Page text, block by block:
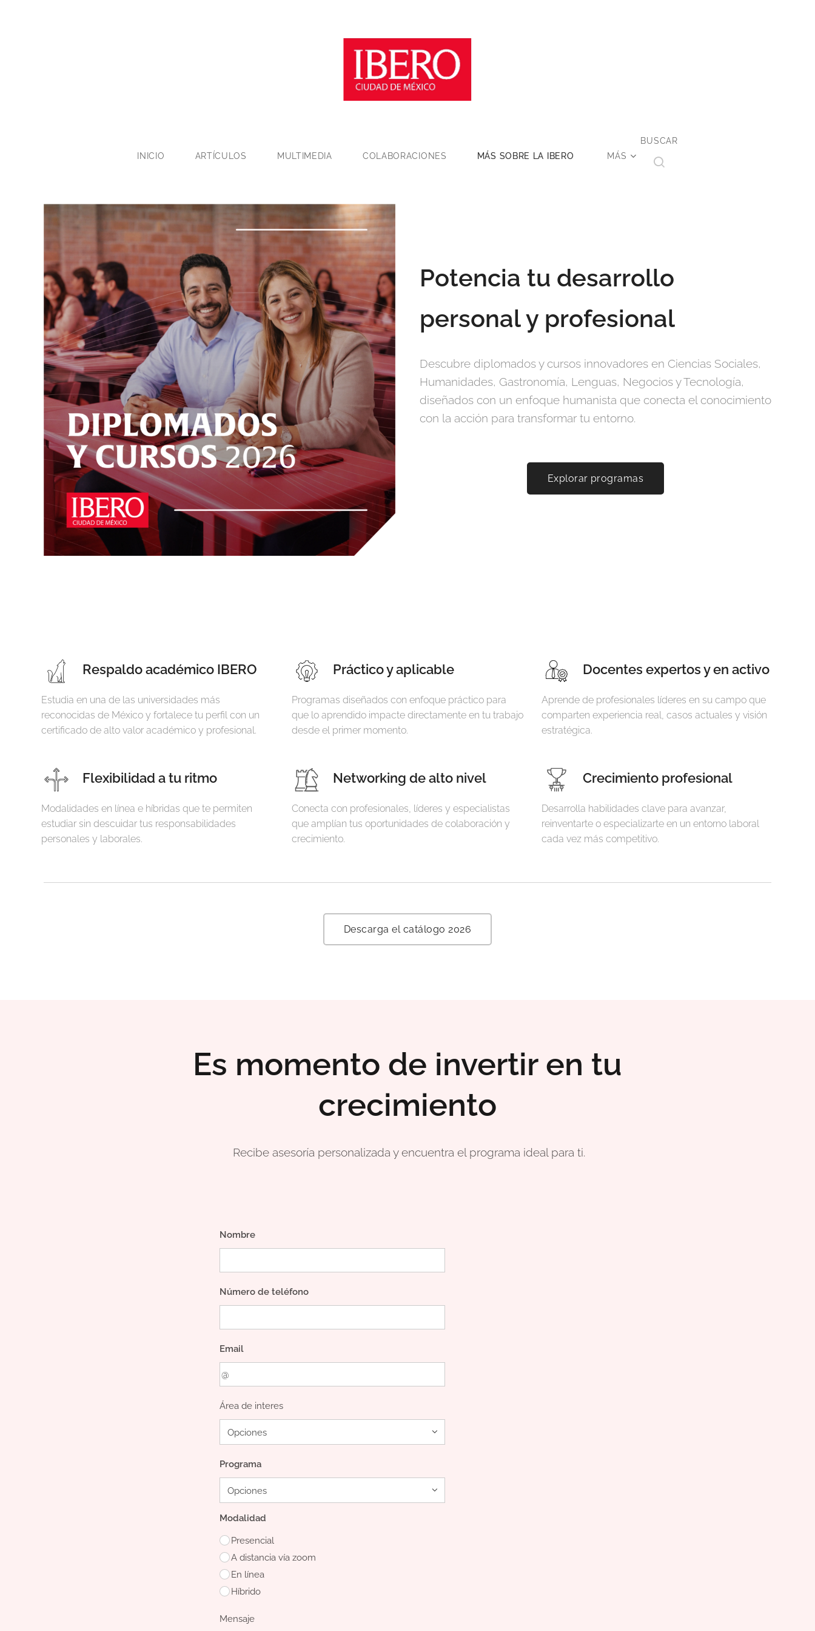
INICIO ARTÍCULOS MULTIMEDIA COLABORACIONES MÁS SOBRE LA IBERO MÁS
BUSCAR
Potencia tu desarrollo
personal y profesional
Descubre diplomados y cursos innovadores en Ciencias Sociales,
Humanidades, Gastronomía, Lenguas, Negocios y Tecnología,
diseñados con un enfoque humanista que conecta el conocimiento
con la acción para transformar tu entorno.
Explorar programas
Respaldo académico IBERO
Estudia en una de las universidades más
reconocidas de México y fortalece tu perfil con un
certificado de alto valor académico y profesional.
Práctico y aplicable
Programas diseñados con enfoque práctico para
que lo aprendido impacte directamente en tu trabajo
desde el primer momento.
Docentes expertos y en activo
Aprende de profesionales líderes en su campo que
comparten experiencia real, casos actuales y visión
estratégica.
Flexibilidad a tu ritmo
Modalidades en línea e híbridas que te permiten
estudiar sin descuidar tus responsabilidades
personales y laborales.
Networking de alto nivel
Conecta con profesionales, líderes y especialistas
que amplían tus oportunidades de colaboración y
crecimiento.
Crecimiento profesional
Desarrolla habilidades clave para avanzar,
reinventarte o especializarte en un entorno laboral
cada vez más competitivo.
Descarga el catálogo 2026
Es momento de invertir en tu
crecimiento
Recibe asesoría personalizada y encuentra el programa ideal para ti.
Nombre
Número de teléfono
Email
Área de interes
Programa
Modalidad
Presencial
A distancia vía zoom
En línea
Híbrido
Mensaje